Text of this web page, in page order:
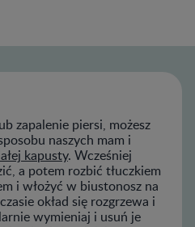
zapalenie piersi, możesz
naszych mam i
kapusty. Wcześniej
a potem rozbić tłuczkiem
i włożyć w biustonosz na
okład się rozgrzewa i
wymieniaj i usuń je